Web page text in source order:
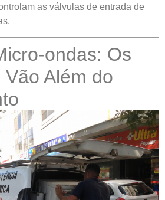
as válvulas de entrada de
ondas: Os
Além do